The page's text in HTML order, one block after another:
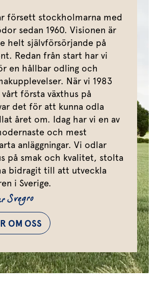
försett stockholmarna med
sedan 1960. Visionen är
helt självförsörjande på
Redan från start har vi
en hållbar odling och
När vi 1983
vårt första växthus på
det för att kunna odla
året om. Idag har vi en av
och mest
anläggningar. Vi odlar
på smak och kvalitet, stolta
bidragit till att utveckla
i Sverige.
Svegro
OM OSS